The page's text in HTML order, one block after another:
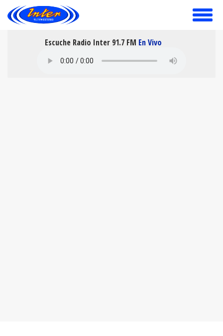
toggle
Escuche Radio Inter 91.7 FM En Vivo